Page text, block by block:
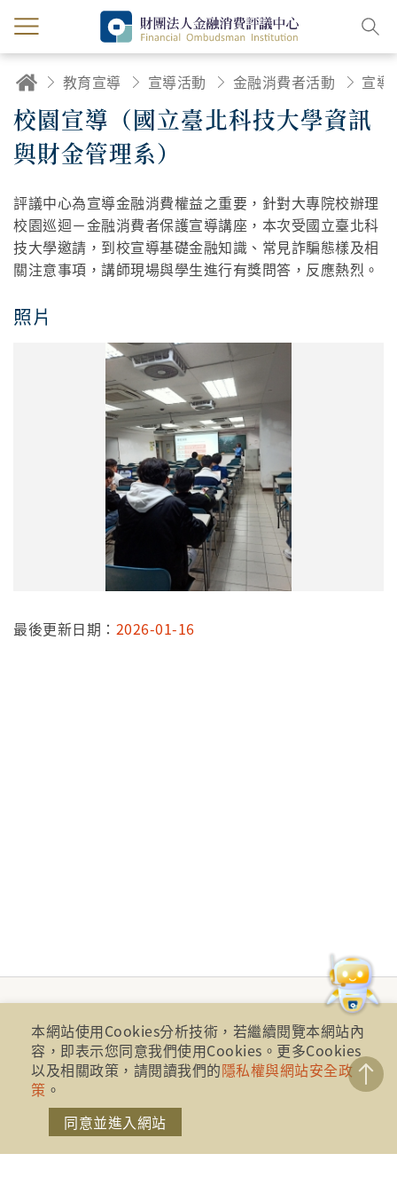
教育宣導 宣導活動 金融消費者活動 宣導
校園宣導（國立臺北科技大學資訊
與財金管理系）
評議中心為宣導金融消費權益之重要，針對大專院校辦理
校園巡迴－金融消費者保護宣導講座，本次受國立臺北科
技大學邀請，到校宣導基礎金融知識、常見詐騙態樣及相
關注意事項，講師現場與學生進行有獎問答，反應熱烈。
照片
最後更新日期： 2026-01-16
財團法人金融消費評議中心 著作權所有
本網站使用Cookies分析技術，若繼續閱覽本網站內
容，即表示您同意我們使用Cookies。更多Cookies
以及相關政策，請閱讀我們的隱私權與網站安全政
策 。
同意並進入網站